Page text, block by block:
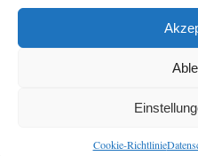
Cookie-Richtlinie
Noah Fitz
Nora Amelie
Thomas
Als Amazon-Partner